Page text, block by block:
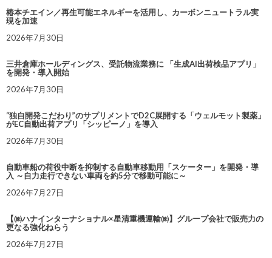
椿本チエイン／再生可能エネルギーを活用し、カーボンニュートラル実
現を加速
2026年7月30日
三井倉庫ホールディングス、受託物流業務に 「生成AI出荷検品アプリ」
を開発・導入開始
2026年7月30日
“独自開発こだわり”のサプリメントでD2C展開する「ウェルモット製薬」
がEC自動出荷アプリ「シッピーノ」を導入
2026年7月30日
自動車船の荷役中断を抑制する自動車移動用「スケーター」を開発・導
入 ～自力走行できない車両を約5分で移動可能に～
2026年7月27日
【㈱ハナインターナショナル×星清重機運輸㈱】グループ会社で販売力の
更なる強化ねらう
2026年7月27日